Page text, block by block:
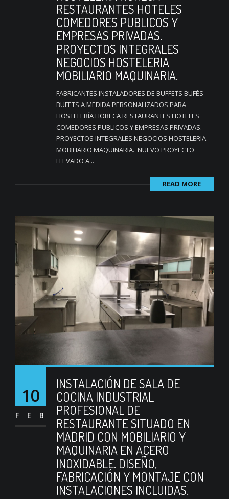
RESTAURANTES HOTELES
COMEDORES PUBLICOS Y
EMPRESAS PRIVADAS.
PROYECTOS INTEGRALES
NEGOCIOS HOSTELERIA
MOBILIARIO MAQUINARIA.
FABRICANTES INSTALADORES DE BUFFETS BUFÉS
BUFETS A MEDIDA PERSONALIZADOS PARA
HOSTELERÍA HORECA RESTAURANTES HOTELES
COMEDORES PUBLICOS Y EMPRESAS PRIVADAS.
PROYECTOS INTEGRALES NEGOCIOS HOSTELERIA
MOBILIARIO MAQUINARIA. NUEVO PROYECTO
LLEVADO A...
READ MORE
10
FEB
INSTALACIÓN DE SALA DE
COCINA INDUSTRIAL
PROFESIONAL DE
RESTAURANTE SITUADO EN
MADRID CON MOBILIARIO Y
MAQUINARIA EN ACERO
INOXIDABLE. DISEÑO,
FABRICACIÓN Y MONTAJE CON
INSTALACIONES INCLUIDAS.